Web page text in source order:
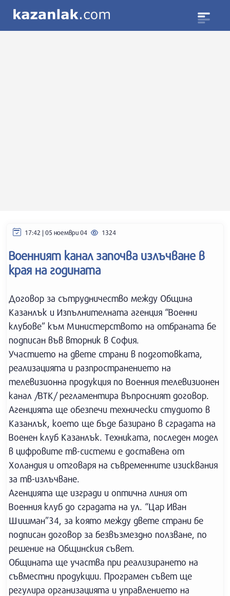
17:42 | 05 ноември 04 1324
Военният канал започва излъчване в
края на годината
Договор за сътрудничество между Община
Казанлък и Изпълнителната агенция “Военни
клубове” към Министерството на отбраната бе
подписан във вторник в София.
Участието на двете страни в подготовката,
реализацията и разпространението на
телевизионна продукция по Военния телевизионен
канал /ВТК/ регламентира въпросният договор.
Агенцията ще обезпечи технически студиото в
Казанлък, което ще бъде базирано в сградата на
Военен клуб Казанлък. Техниката, последен модел
в цифровите тв-системи е доставена от
Холандия и отговаря на съвременните изисквания
за тв-излъчване.
Агенцията ще изгради и оптична линия от
Военния клуб до сградата на ул. “Цар Иван
Шишман”34, за която между двете страни бе
подписан договор за безвъзмездно ползване, по
решение на Общинския съвет.
Общината ще участва при реализирането на
съвместни продукции. Програмен съвет ще
регулира организацията и управлението на